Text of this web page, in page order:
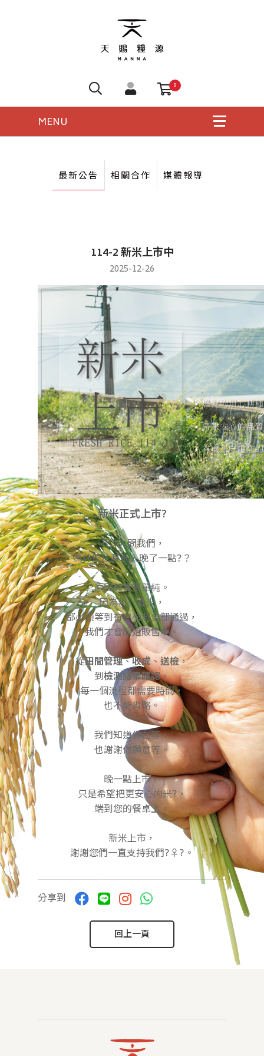
0
最新公告 相關合作 媒體報導
114-2 新米上市中
2025-12-26
新米正式上市?
不少人問我們，
為什麼比其他人晚了一點?？
原因其實很單純。
因為每一批米，
都必須等到有機檢測全部通過，
我們才會開始販售❤️。
從田間管理、收成、送檢，
到檢測結果確認，
每一個流程都需要時間，
也不能省略。
我們知道你在等，
也謝謝你願意等。
晚一點上市，
只是希望把更安心的米?，
端到您的餐桌上。
新米上市，
謝謝您們一直支持我們?‍♀️?。
分享到
回上一頁